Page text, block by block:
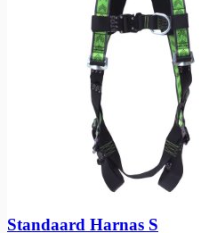
Standaard Harnas S